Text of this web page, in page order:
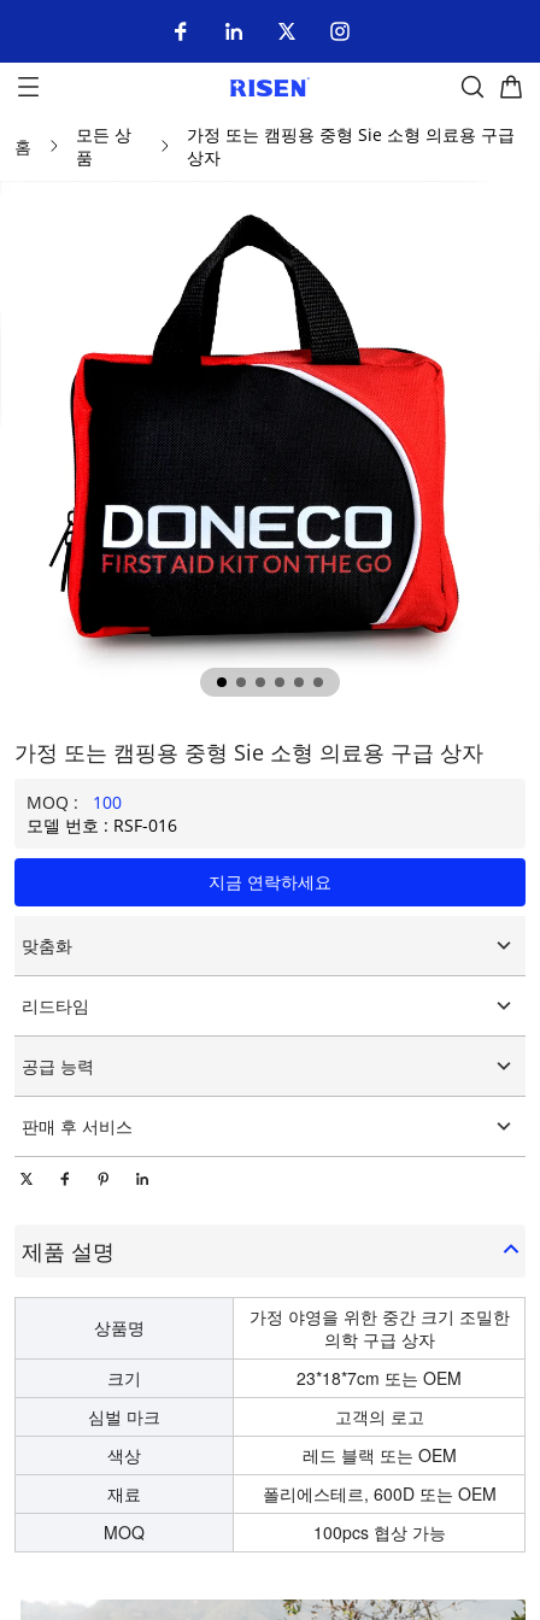
홈
모든 상
품
가정 또는 캠핑용 중형 Sie 소형 의료용 구급
상자
가정 또는 캠핑용 중형 Sie 소형 의료용 구급 상자
MOQ :
100
모델 번호 : RSF-016
지금 연락하세요
맞춤화
맞춤형 포장
리드타임
공급 능력
판매 후 서비스
제품 설명
상품명
가정 야영을 위한 중간 크기 조밀한
의학 구급 상자
크기
23*18*7cm 또는 OEM
심벌 마크
고객의 로고
색상
레드 블랙 또는 OEM
재료
폴리에스테르, 600D 또는 OEM
MOQ
100pcs 협상 가능